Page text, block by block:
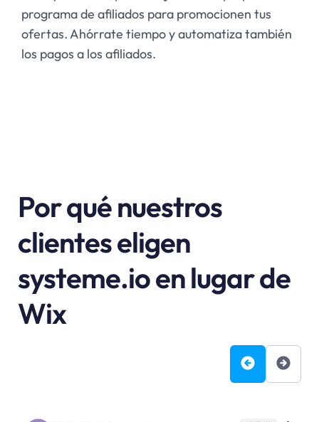
programa de afiliados para promocionen tus
ofertas. Ahórrate tiempo y automatiza también
los pagos a los afiliados.
Por qué nuestros
clientes eligen
systeme.io en lugar de
Wix